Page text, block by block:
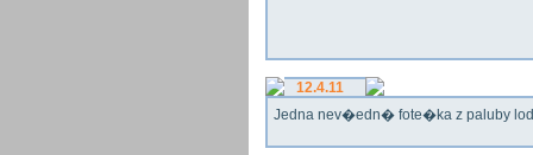
12.4.11
Jedna nev�edn� fote�ka z paluby